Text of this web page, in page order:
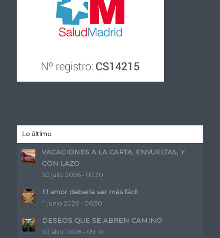
Lo último
VACACIONES A LA CARTA, ENVUELTAS, Y
CON LAZO
30 julio 2026 - 07:30
El amor debería ser más fácil
11 junio 2026 - 06:30
DESEOS QUE SE ABREN CAMINO
30 abril 2026 - 09:10